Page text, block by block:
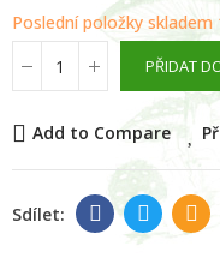
Poslední položky skladem
PŘIDAT
Add to Compare